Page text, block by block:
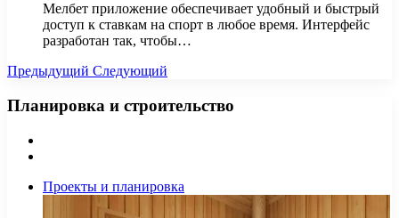
Мелбет приложение обеспечивает удобный и быстрый
доступ к ставкам на спорт в любое время. Интерфейс
разработан так, чтобы…
Предыдущий Следующий
Планировка и строительство
Проекты и планировка